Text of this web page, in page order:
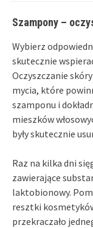
Szampony –
Wybierz
skutecznie
Oczyszczanie
mycia, które
szamponu i
mieszków
były skutecznie
Raz na kilka dni
zawierające
laktobionowy.
resztki
przekraczało